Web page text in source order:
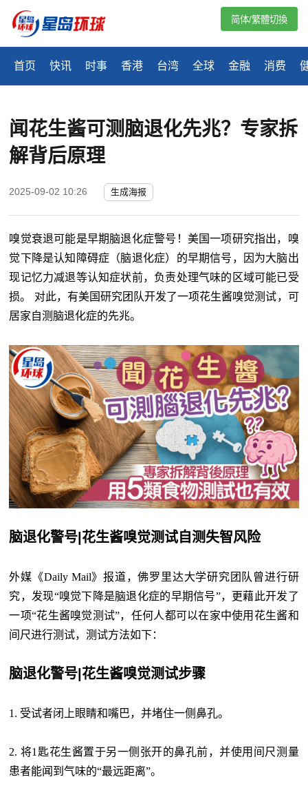
首页 快讯 时事 香港 台湾 全球 金融 消费
简体/繁體切換
闻花生酱可测脑退化先兆？专家拆
解背后原理
2025-09-02 10:26 生成海报
嗅觉衰退可能是早期脑退化症警号！美国一项研究指出，嗅
觉下降是认知障碍症（脑退化症）的早期信号，因为大脑出
现记忆力减退等认知症状前，负责处理气味的区域可能已受
损。 对此，有美国研究团队开发了一项花生酱嗅觉测试，可
居家自测脑退化症的先兆。
脑退化警号|花生酱嗅觉测试自测失智风险
外媒《Daily Mail》报道，佛罗里达大学研究团队曾进行研
究，发现“嗅觉下降是脑退化症的早期信号”，更藉此开发了
一项“花生酱嗅觉测试”，任何人都可以在家中使用花生酱和
间尺进行测试，测试方法如下：
脑退化警号|花生酱嗅觉测试步骤
1. 受试者闭上眼睛和嘴巴，并堵住一侧鼻孔。
2. 将1匙花生酱置于另一侧张开的鼻孔前，并使用间尺测量
患者能闻到气味的“最远距离”。